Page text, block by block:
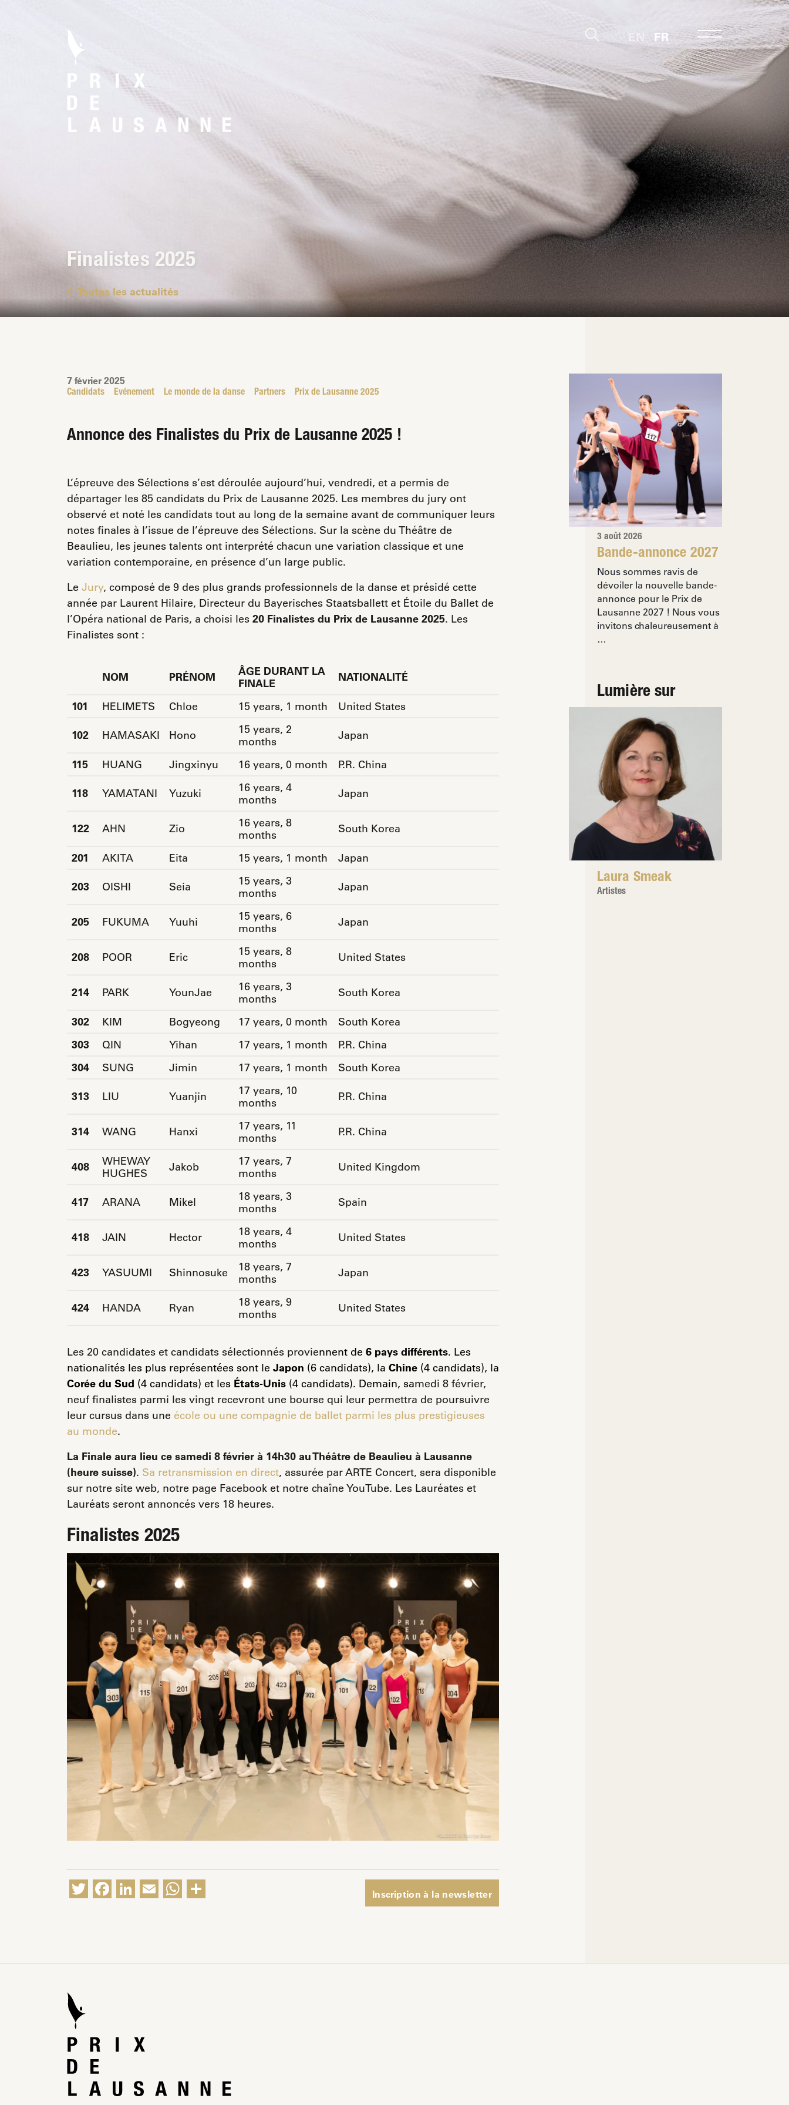
EN FR
Finalistes 2025
Toutes les actualités
7 février 2025
Candidats Evénement Le monde de la danse Partners Prix de Lausanne 2025
Annonce des Finalistes du Prix de Lausanne 2025 !
L’épreuve des Sélections s’est déroulée aujourd’hui, vendredi, et a permis de
départager les 85 candidats du Prix de Lausanne 2025. Les membres du jury ont
observé et noté les candidats tout au long de la semaine avant de communiquer leurs
notes finales à l’issue de l’épreuve des Sélections. Sur la scène du Théâtre de
Beaulieu, les jeunes talents ont interprété chacun une variation classique et une
variation contemporaine, en présence d’un large public.
Le Jury, composé de 9 des plus grands professionnels de la danse et présidé cette
année par Laurent Hilaire, Directeur du Bayerisches Staatsballett et Étoile du Ballet de
l’Opéra national de Paris, a choisi les 20 Finalistes du Prix de Lausanne 2025. Les
Finalistes sont :
NOM PRÉNOM
ÂGE DURANT LA
FINALE
NATIONALITÉ
101 HELIMETS Chloe 15 years, 1 month United States
102 HAMASAKI Hono
15 years, 2
months
Japan
115 HUANG Jingxinyu 16 years, 0 month P.R. China
118 YAMATANI Yuzuki
16 years, 4
months
Japan
122 AHN Zio
16 years, 8
months
South Korea
201 AKITA Eita 15 years, 1 month Japan
203 OISHI Seia
15 years, 3
months
Japan
205 FUKUMA Yuuhi
15 years, 6
months
Japan
208 POOR Eric
15 years, 8
months
United States
214 PARK YounJae
16 years, 3
months
South Korea
302 KIM Bogyeong 17 years, 0 month
South Korea
303
QIN Yihan 17 years, 1 month
P.R. China
304
SUNG Jimin 17 years, 1 month South Korea
313 LIU Yuanjin
17 years, 10
months
P.R. China
314 WANG Hanxi
17 years, 11
months
P.R. China
408
WHEWAY
HUGHES
Jakob
17 years, 7
months
United Kingdom
417 ARANA Mikel
18 years, 3
months
Spain
418 JAIN Hector
18 years, 4
months
United States
423 YASUUMI Shinnosuke
18 years, 7
months
Japan
424 HANDA Ryan
18 years, 9
months
United States
Les 20 candidates et candidats sélectionnés proviennent de 6 pays différents. Les
nationalités les plus représentées sont le Japon (6 candidats), la Chine (4 candidats), la
Corée du Sud (4 candidats) et les États-Unis (4 candidats). Demain, samedi 8 février,
neuf finalistes parmi les vingt recevront une bourse qui leur permettra de poursuivre
leur cursus dans une école ou une compagnie de ballet parmi les plus prestigieuses
au monde.
La Finale aura lieu ce samedi 8 février à 14h30 au Théâtre de Beaulieu à Lausanne
(heure suisse). Sa retransmission en direct, assurée par ARTE Concert, sera disponible
sur notre site web, notre page Facebook et notre chaîne YouTube. Les Lauréates et
Lauréats seront annoncés vers 18 heures.
Finalistes 2025
Twitter
Facebook
LinkedIn
EmailWhatsApp Inscription à la newsletter
3 août 2026
Bande-annonce 2027
Nous sommes ravis de
dévoiler la nouvelle bande-
annonce pour le Prix de
Lausanne 2027 ! Nous vous
invitons chaleureusement à
…
Lumière sur
Laura Smeak
Artistes